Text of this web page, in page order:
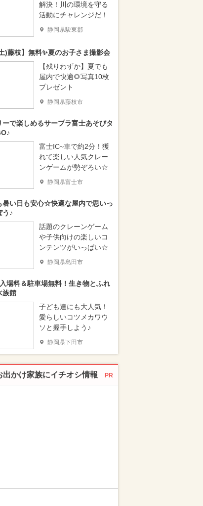
解決！川の環境を守る
活動にチャレンジだ！
静岡県駿東郡
)藤枝】無料✨夏のお子さま撮影会
【残りわずか】夏でも
屋内で快適🌻写真10枚
プレゼント
静岡県藤枝市
ーで楽しめるサープラ富士あそびタ
富士IC~車で約2分！獲
れて楽しい人気クレー
ンゲームが勢ぞろい☆
静岡県富士市
暑い日も安心☆快適な屋内で思いっ
う♪
話題のクレーンゲーム
や子供向けの楽しいコ
ンテンツがいっぱい☆
静岡県島田市
場料＆駐車場無料！生き物とふれ
族館
子ども達にも大人気！
愛らしいコツメカワウ
ソと握手しよう♪
静岡県下田市
出かけ家族にイチオシ情報 PR